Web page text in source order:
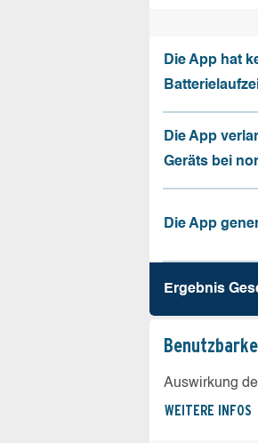
Die App hat
Die App
Geräts bei
Die App
Ergebnis
Auswirkung
WEITERE INFOS